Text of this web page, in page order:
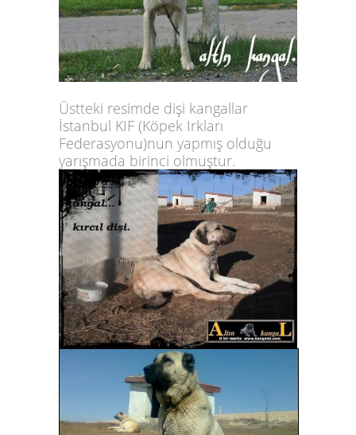
Üstteki resimde dişi kangallar
İstanbul KIF (Köpek Irkları
Federasyonu)nun yapmış olduğu
yarışmada birinci olmuştur.